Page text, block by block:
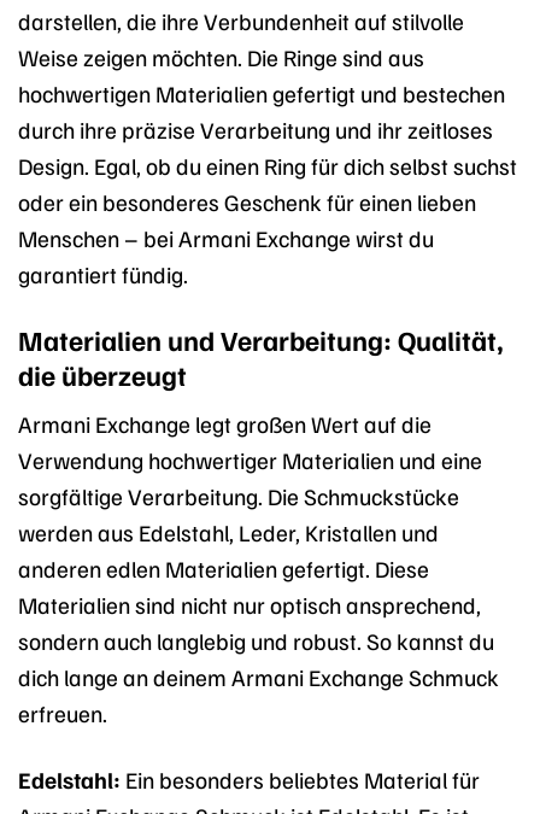
darstellen, die ihre Verbundenheit auf stilvolle
Weise zeigen möchten. Die Ringe sind aus
hochwertigen Materialien gefertigt und bestechen
durch ihre präzise Verarbeitung und ihr zeitloses
Design. Egal, ob du einen Ring für dich selbst suchst
oder ein besonderes Geschenk für einen lieben
Menschen – bei Armani Exchange wirst du
garantiert fündig.
Materialien und Verarbeitung: Qualität,
die überzeugt
Armani Exchange legt großen Wert auf die
Verwendung hochwertiger Materialien und eine
sorgfältige Verarbeitung. Die Schmuckstücke
werden aus Edelstahl, Leder, Kristallen und
anderen edlen Materialien gefertigt. Diese
Materialien sind nicht nur optisch ansprechend,
sondern auch langlebig und robust. So kannst du
dich lange an deinem Armani Exchange Schmuck
erfreuen.
Edelstahl: Ein besonders beliebtes Material für